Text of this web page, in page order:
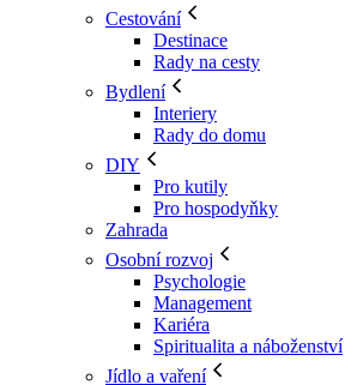
Cestování
Destinace
Rady na cesty
Bydlení
Interiery
Rady do domu
DIY
Pro kutily
Pro hospodyňky
Zahrada
Osobní rozvoj
Psychologie
Management
Kariéra
Spiritualita a náboženství
Jídlo a vaření